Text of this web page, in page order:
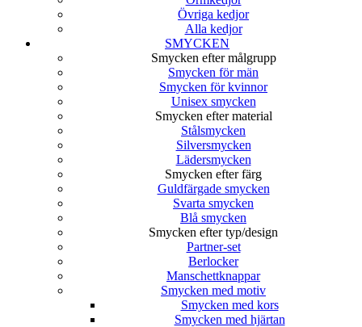
Övriga kedjor
Alla kedjor
SMYCKEN
Smycken efter målgrupp
Smycken för män
Smycken för kvinnor
Unisex smycken
Smycken efter material
Stålsmycken
Silversmycken
Lädersmycken
Smycken efter färg
Guldfärgade smycken
Svarta smycken
Blå smycken
Smycken efter typ/design
Partner-set
Berlocker
Manschettknappar
Smycken med motiv
Smycken med kors
Smycken med hjärtan